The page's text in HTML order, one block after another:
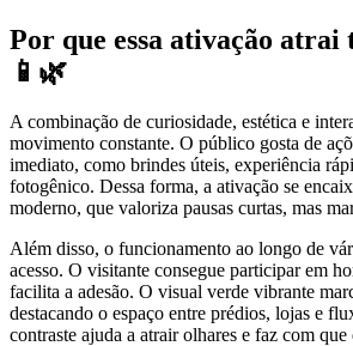
Por que essa ativação atrai
📱🌿
A combinação de curiosidade, estética e
movimento constante. O público gosta de
imediato, como brindes úteis, experiência
fotogênico. Dessa forma, a ativação se
moderno, que valoriza pausas curtas, mas
Além disso, o funcionamento ao longo de
acesso. O visitante consegue participar em
facilita a adesão. O visual verde vibrante
destacando o espaço entre prédios, lojas e
contraste ajuda a atrair olhares e faz com que